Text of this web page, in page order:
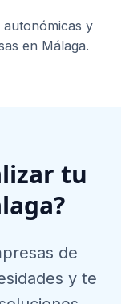
autonómicas y
en Málaga.
tu
?
de
y te